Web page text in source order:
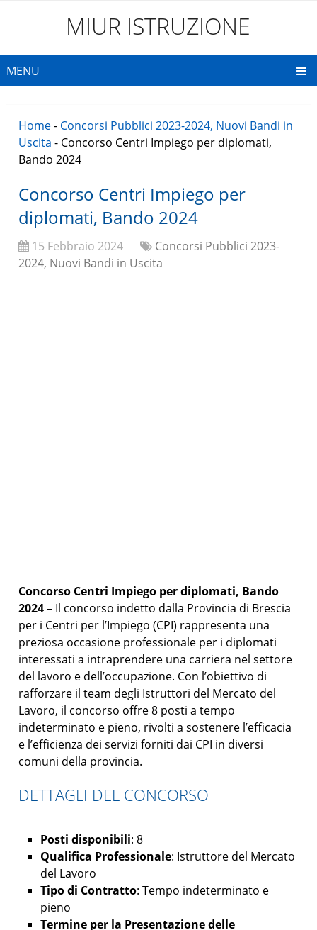
MIUR ISTRUZIONE
MENU
Home- Concorsi Pubblici 2023-2024, Nuovi Bandi in
Uscita - Concorso Centri Impiego per diplomati,
Bando 2024
Concorso Centri Impiego per
diplomati, Bando 2024
15 Febbraio 2024
Concorsi Pubblici 2023-
2024, Nuovi Bandi in Uscita
Concorso Centri Impiego per diplomati, Bando
2024– Il concorso indetto dalla Provincia di Brescia
per i Centri per l’Impiego (CPI) rappresenta una
preziosa occasione professionale per i diplomati
interessati a intraprendere una carriera nel settore
del lavoro e dell’occupazione. Con l’obiettivo di
rafforzare il team degli Istruttori del Mercato del
Lavoro, il concorso offre 8 posti a tempo
indeterminato e pieno, rivolti a sostenere l’efficacia
e l’efficienza dei servizi forniti dai CPI in diversi
comuni della provincia.
DETTAGLI DEL CONCORSO
Posti disponibili: 8
Qualifica Professionale: Istruttore del Mercato
del Lavoro
Tipo di Contratto: Tempo indeterminato e
pieno
Termine per la Presentazione delle